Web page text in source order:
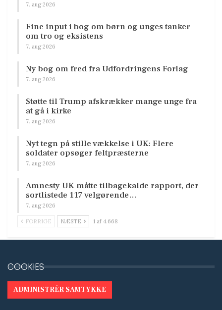
7. aug 2026
Fine input i bog om børn og unges tanker
om tro og eksistens
7. aug 2026
Ny bog om fred fra Udfordringens Forlag
7. aug 2026
Støtte til Trump afskrækker mange unge fra
at gå i kirke
7. aug 2026
Nyt tegn på stille vækkelse i UK: Flere
soldater opsøger feltpræsterne
7. aug 2026
Amnesty UK måtte tilbagekalde rapport, der
sortlistede 117 velgørende…
7. aug 2026
FORRIGE NÆSTE 1 af 4.668
COOKIES
ADMINISTRÉR SAMTYKKE